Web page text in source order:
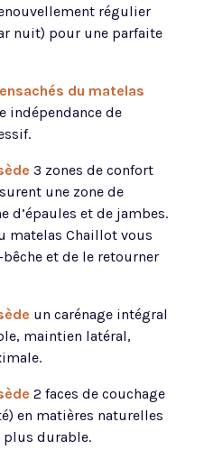
régulier
nuit) pour une parfaite
du matelas
indépendance de
3 zones de confort
une zone de
d’épaules et de jambes.
matelas Chaillot vous
et de le retourner
un carénage intégral
maintien latéral,
2 faces de couchage
en matières naturelles
plus durable.